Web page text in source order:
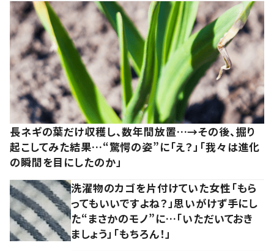
長ネギの葉だけ収穫し、数年間放置…→その後、掘り
起こしてみた結果…“驚愕の姿”に「え？」「我々は進化
の瞬間を目にしたのか」
洗濯物のカゴを片付けていた女性「もら
ってもいいですよね？」思いがけず手にし
た“まさかのモノ”に…「いただいておき
ましょう」「もちろん！」